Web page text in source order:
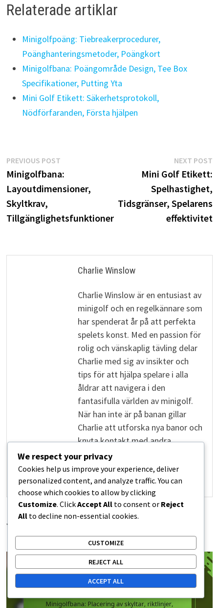
Relaterade artiklar
Minigolfpoäng: Tiebreakerprocedurer,
Poänghanteringsmetoder, Poängkort
Minigolfbana: Poängområde Design, Tee Box
Specifikationer, Putting Yta
Mini Golf Etikett: Säkerhetsprotokoll,
Nödförfaranden, Första hjälpen
Post
navigation
PREVIOUS POSTPrevious
post:
Minigolfbana:
Layoutdimensioner,
Skyltkrav,
Tillgänglighetsfunktioner
NEXT POST
Mini Golf Etikett:
Spelhastighet,
Tidsgränser, Spelarens
effektivitet
Charlie Winslow
Charlie Winslow är en entusiast av
minigolf och en regelkännare som
har spenderat år på att perfekta
spelets konst. Med en passion för
rolig och vänskaplig tävling delar
Charlie med sig av insikter och
tips för att hjälpa spelare i alla
åldrar att navigera i den
fantasifulla världen av minigolf.
När han inte är på banan gillar
Charlie att utforska nya banor och
knyta kontakt med andra
golfälskare.
View all posts by Charlie Winslow →
YOU MIGHT ALSO LIKE
We respect your privacy
Cookies help us improve your experience, deliver
personalized content, and analyze traffic. You can
choose which cookies to allow by clicking
Customize. ClickAccept All to consent or Reject
All to decline non-essential cookies.
CUSTOMIZE
REJECT ALL
ACCEPT ALL